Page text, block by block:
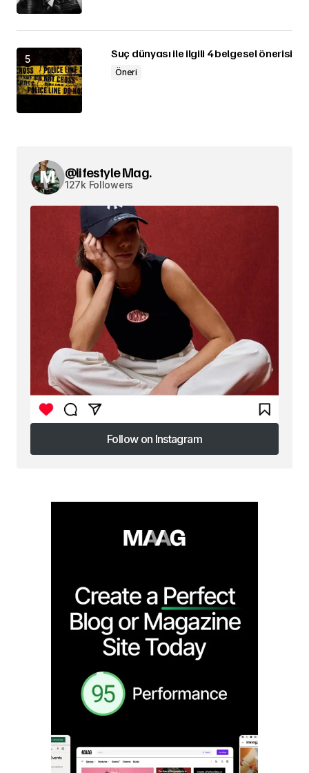
Suç dünyası ile ilgili 4 belgesel önerisi
Öneri
@lifestyle Mag.
127k Followers
Follow on Instagram
Follow on Instagram